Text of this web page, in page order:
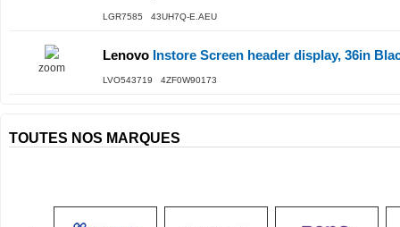
LGR7585 43UH7Q-E.AEU
zoom
Lenovo Instore Screen header display, 36in
LVO543719 4ZF0W90173
TOUTES NOS MARQUES